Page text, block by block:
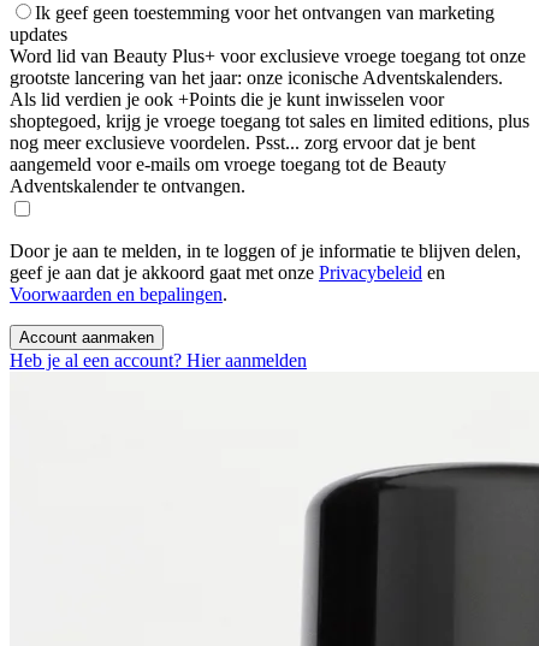
Ik geef geen toestemming voor het ontvangen van marketing
updates
Word lid van Beauty Plus+ voor exclusieve vroege toegang tot onze
grootste lancering van het jaar: onze iconische Adventskalenders.
Als lid verdien je ook +Points die je kunt inwisselen voor
shoptegoed, krijg je vroege toegang tot sales en limited editions, plus
nog meer exclusieve voordelen. Psst... zorg ervoor dat je bent
aangemeld voor e-mails om vroege toegang tot de Beauty
Adventskalender te ontvangen.
Door je aan te melden, in te loggen of je informatie te blijven delen,
geef je aan dat je akkoord gaat met onze Privacybeleid en
Voorwaarden en bepalingen.
Account aanmaken
Heb je al een account? Hier aanmelden